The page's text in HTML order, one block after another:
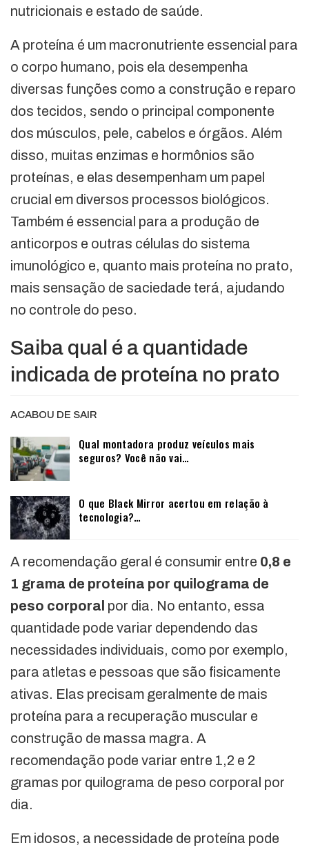
nutricionais e estado de saúde.
A proteína é um macronutriente essencial para
o corpo humano, pois ela desempenha
diversas funções como a construção e reparo
dos tecidos, sendo o principal componente
dos músculos, pele, cabelos e órgãos. Além
disso, muitas enzimas e hormônios são
proteínas, e elas desempenham um papel
crucial em diversos processos biológicos.
Também é essencial para a produção de
anticorpos e outras células do sistema
imunológico e, quanto mais proteína no prato,
mais sensação de saciedade terá, ajudando
no controle do peso.
Saiba qual é a quantidade
indicada de proteína no prato
ACABOU DE SAIR
Qual montadora produz veículos mais
seguros? Você não vai…
O que Black Mirror acertou em relação à
tecnologia?…
A recomendação geral é consumir entre 0,8 e
1 grama de proteína por quilograma de
peso corporal por dia. No entanto, essa
quantidade pode variar dependendo das
necessidades individuais, como por exemplo,
para atletas e pessoas que são fisicamente
ativas. Elas precisam geralmente de mais
proteína para a recuperação muscular e
construção de massa magra. A
recomendação pode variar entre 1,2 e 2
gramas por quilograma de peso corporal por
dia.
Em idosos, a necessidade de proteína pode